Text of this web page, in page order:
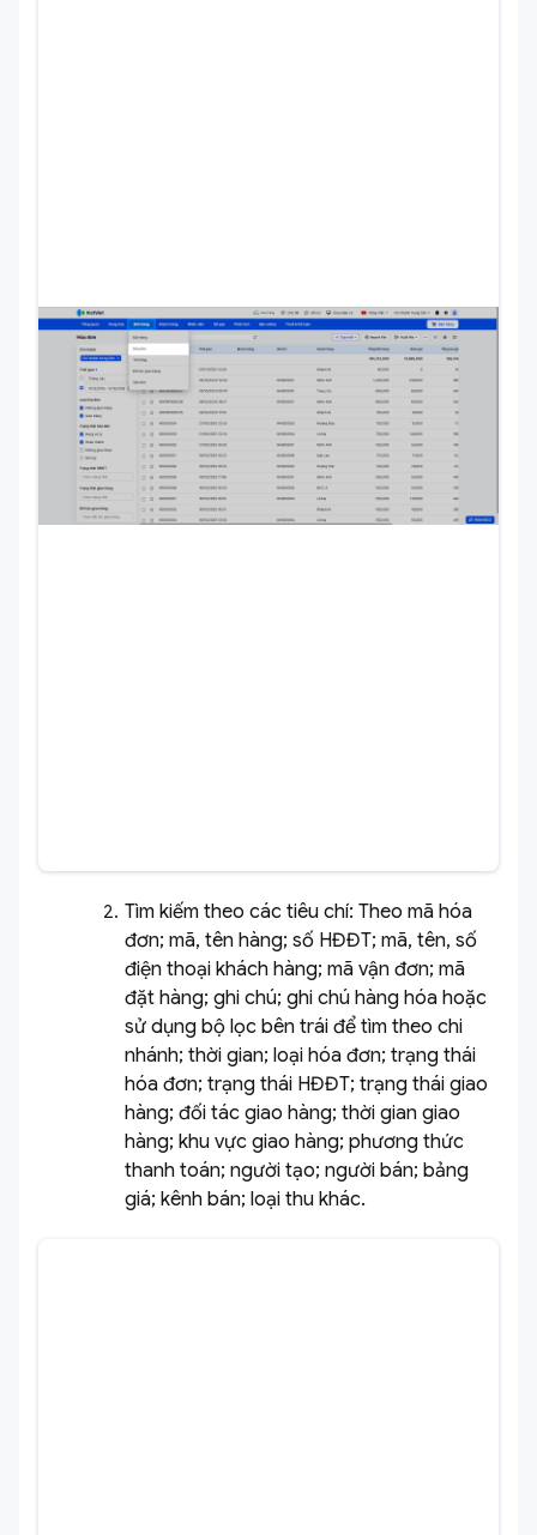
Tìm kiếm theo các tiêu chí: Theo mã hóa
đơn; mã, tên hàng; số HĐĐT; mã, tên, số
điện thoại khách hàng; mã vận đơn; mã
đặt hàng; ghi chú; ghi chú hàng hóa hoặc
sử dụng bộ lọc bên trái để tìm theo chi
nhánh; thời gian; loại hóa đơn; trạng thái
hóa đơn; trạng thái HĐĐT; trạng thái giao
hàng; đối tác giao hàng; thời gian giao
hàng; khu vực giao hàng; phương thức
thanh toán; người tạo; người bán; bảng
giá; kênh bán; loại thu khác.